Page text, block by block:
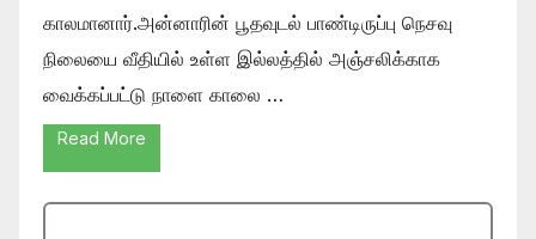
காலமானார்.அன்னாரின் பூதவுடல் பாண்டிருப்பு நெசவு
நிலையை வீதியில் உள்ள இல்லத்தில் அஞ்சலிக்காக
வைக்கப்பட்டு நாளை காலை …
Read More